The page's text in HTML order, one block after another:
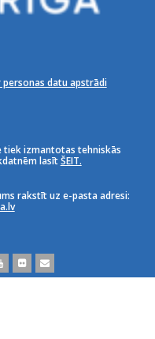
datu apstrādi
tiek izmantotas tehniskās
lasītŠEIT.
rakstīt uz e-pasta adresi: